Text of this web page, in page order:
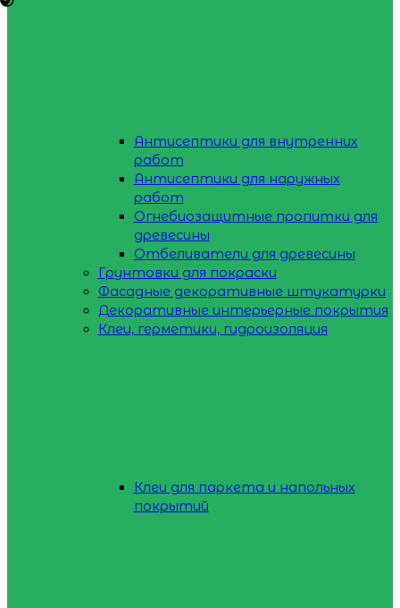
Антисептики для внутренних
работ
Антисептики для наружных
работ
Огнебиозащитные пропитки для
древесины
Отбеливатели для древесины
Грунтовки для покраски
Фасадные декоративные штукатурки
Декоративные интерьерные покрытия
Клеи, герметики, гидроизоляция
Клеи для паркета и напольных
покрытий